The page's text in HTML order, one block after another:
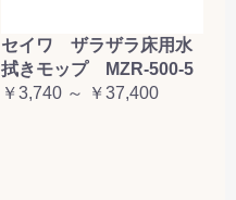
セイワ ザラザラ床用水
拭きモップ MZR-500-5
￥3,740 ～ ￥37,400